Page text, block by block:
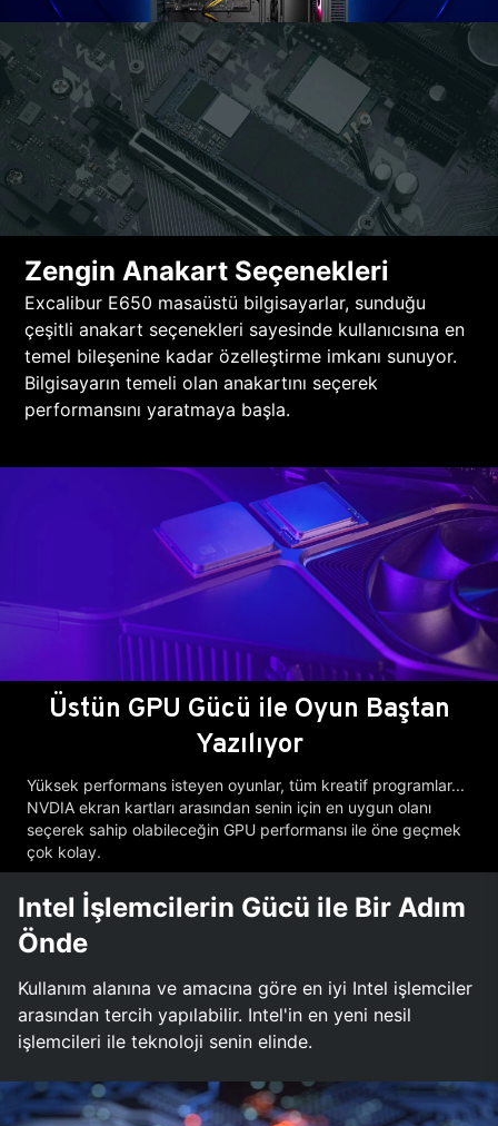
Zengin Anakart Seçenekleri
Excalibur E650 masaüstü bilgisayarlar, sunduğu
çeşitli anakart seçenekleri sayesinde kullanıcısına en
temel bileşenine kadar özelleştirme imkanı sunuyor.
Bilgisayarın temeli olan anakartını seçerek
performansını yaratmaya başla.
Üstün GPU Gücü ile Oyun Baştan
Yazılıyor
Yüksek performans isteyen oyunlar, tüm kreatif programlar...
NVDIA ekran kartları arasından senin için en uygun olanı
seçerek sahip olabileceğin GPU performansı ile öne geçmek
çok kolay.
Intel İşlemcilerin Gücü ile Bir Adım
Önde
Kullanım alanına ve amacına göre en iyi Intel işlemciler
arasından tercih yapılabilir. Intel'in en yeni nesil
işlemcileri ile teknoloji senin elinde.